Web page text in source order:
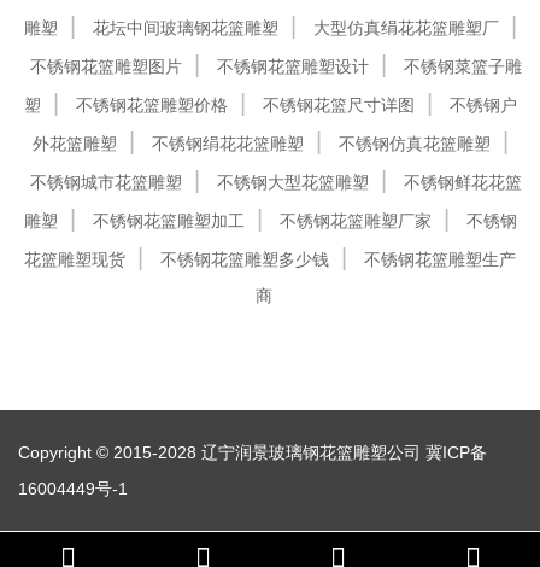
雕塑
花坛中间玻璃钢花篮雕塑
大型仿真绢花花篮雕塑厂
不锈钢花篮雕塑图片
不锈钢花篮雕塑设计
不锈钢菜篮子雕
塑
不锈钢花篮雕塑价格 不锈钢花篮尺寸详图
不锈钢户
外花篮雕塑
不锈钢绢花花篮雕塑
不锈钢仿真花篮雕塑
不锈钢城市花篮雕塑
不锈钢大型花篮雕塑
不锈钢鲜花花篮
雕塑
不锈钢花篮雕塑加工 不锈钢花篮雕塑厂家
不锈钢
花篮雕塑现货
不锈钢花篮雕塑多少钱
不锈钢花篮雕塑生产
商
Copyright © 2015-2028 辽宁润景玻璃钢花篮雕塑公司 冀ICP备
16004449号-1